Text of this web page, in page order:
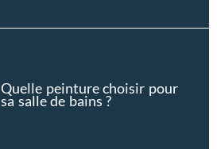
Quelle peinture choisir pour
sa salle de bains ?